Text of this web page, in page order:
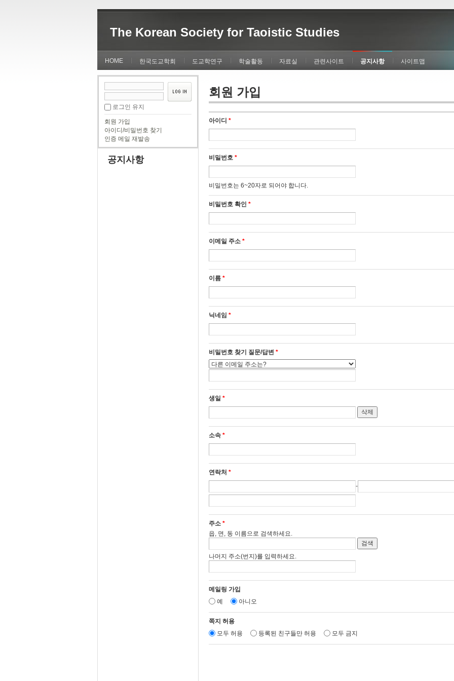
The Korean Society for Taoistic Studies
HOME 한국도교학회 도교학연구 학술활동 자료실 관련사이트 공지사항 사이트맵
로그인 유지
회원 가입
아이디/비밀번호 찾기
인증 메일 재발송
공지사항
회원 가입
아이디 *
비밀번호 *
비밀번호는 6~20자로 되어야 합니다.
비밀번호 확인 *
이메일 주소 *
이름 *
닉네임 *
비밀번호 찾기 질문/답변 *
생일 *
소속 *
연락처 *
-
주소 *
읍, 면, 동 이름으로 검색하세요.
검색
나머지 주소(번지)를 입력하세요.
메일링 가입
예
아니오
쪽지 허용
모두 허용
등록된 친구들만 허용 모두 금지